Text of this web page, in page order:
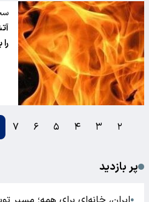
۲ ۳ ۴ ۵ ۶ ۷
پر بازدید